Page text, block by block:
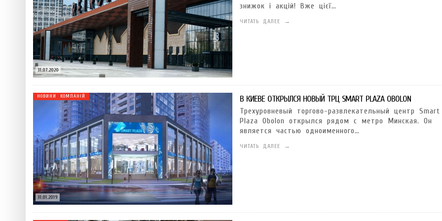
Ніжність, що смакує до чаю: новинка зефір від власної ТМ Varto вже у VARUS
Солодкий настрій у кожному шматочку: халва власної ТМ Varto вже у VARUS
VARUS запускає космічний Сирний фестиваль
Який алкоголь підходить вашому знаку зодіаку: розбір астролога і керуючого баром - 23.03.2026
РОЗБІР АСТРОЛОГА І КЕРУЮЧОГО БАРОМ
ІДЕАЛЬНИЙ ДАЙКІРІ
ПЕЧИВО «ФРУТТАНЧИК» СПРОБУЙ ЗІ ЗНИЖКОЮ -40 %
31.07.2020
знижок і акцій! Вже цієї…
ЧИТАТЬ ДАЛЕЕ →
31.01.2019
НОВИНИ КОМПАНІЙ В КИЕВЕ ОТКРЫЛСЯ НОВЫЙ ТРЦ SMART PLAZA OBOLON
Трехуровневый торгово-развлекательный центр Smart
Plaza Obolon открылся рядом с метро Минская. Он
является частью одноименного…
ЧИТАТЬ ДАЛЕЕ →